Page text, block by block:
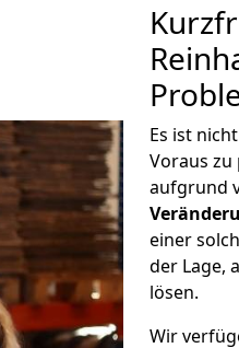
Es ist
Voraus zu
aufgrund
einer
der Lage,
lösen.
Wir